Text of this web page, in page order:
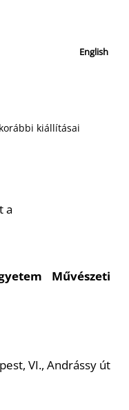
English
kiállításai
a
Művészeti
VI., Andrássy út